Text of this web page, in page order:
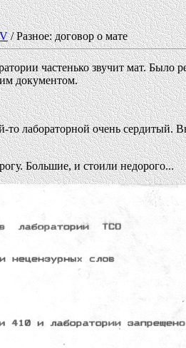
/ Разное: договор о мате
частенько звучит мат. Было
документом.
лабораторной очень сердитый.
Большие, и стоили недорого...